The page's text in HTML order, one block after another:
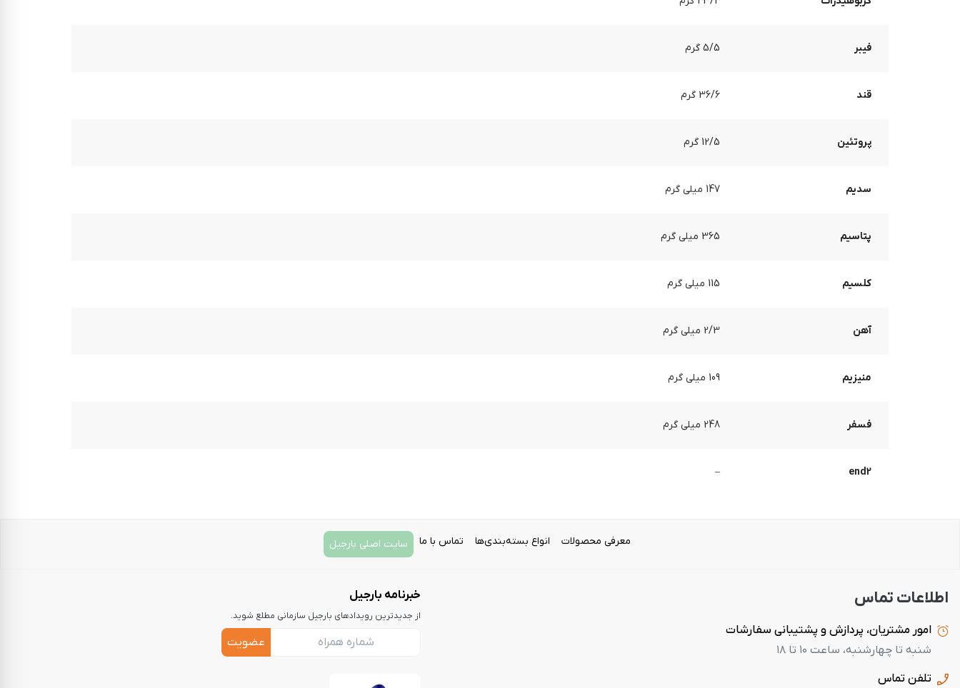
فیبر 5/5 گرم
قند 36/6 گرم
پروتئین 12/5 گرم
سدیم 147 میلی گرم
پتاسیم 365 میلی گرم
کلسیم 115 میلی گرم
آهن 2/3 میلی گرم
منیزیم 109 میلی گرم
فسفر 248 میلی گرم
end2
–
معرفی محصولات انواع بسته‌بندی‌ها تماس با ما سایت اصلی بارجیل
اطلاعات تماس
امور مشتریان، پردازش و پشتیبانی سفارشات
شنبه تا چهارشنبه، ساعت ۱۰ تا ۱۸
تلفن تماس
خبرنامه بارجیل
از جدیدترین رویدادهای بارجیل سازمانی مطلع شوید.
عضویت